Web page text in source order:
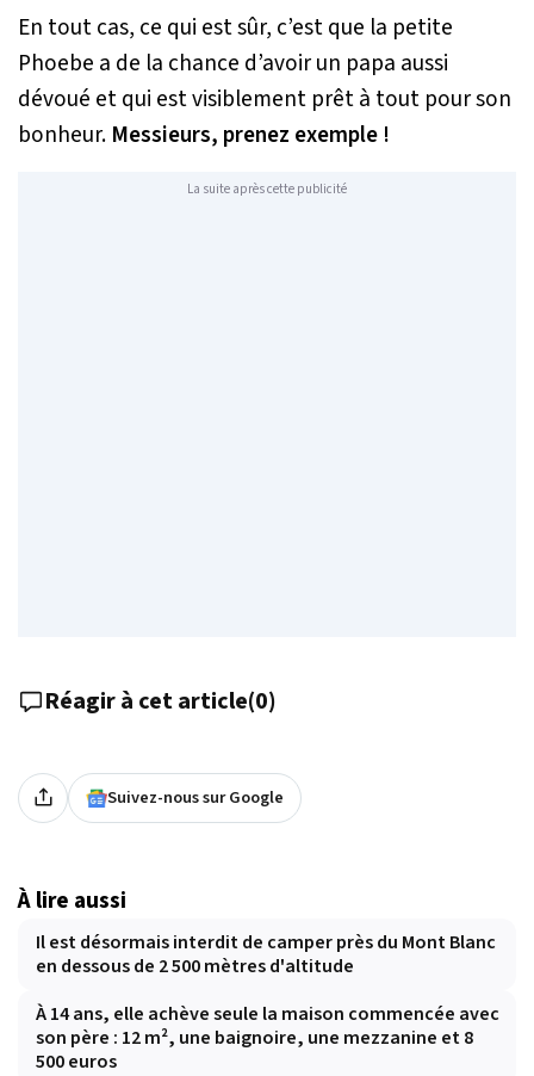
En tout cas, ce qui est sûr, c’est que la petite
Phoebe a de la chance d’avoir un papa aussi
dévoué et qui est visiblement prêt à tout pour son
bonheur. Messieurs, prenez exemple !
La suite après cette publicité
Réagir à cet article(0)
Suivez-nous sur Google
À lire aussi
Il est désormais interdit de camper près du Mont Blanc
en dessous de 2 500 mètres d'altitude
À 14 ans, elle achève seule la maison commencée avec
son père : 12 m², une baignoire, une mezzanine et 8
500 euros